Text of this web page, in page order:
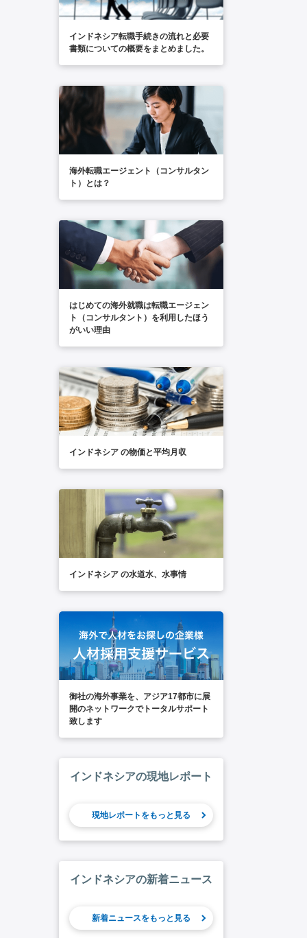
インドネシア転職手続きの流れと必要
書類についての概要をまとめました。
海外転職エージェント（コンサルタン
ト）とは？
はじめての海外就職は転職エージェン
ト（コンサルタント）を利用したほう
がいい理由
インドネシア の物価と平均月収
インドネシア の水道水、水事情
御社の海外事業を、アジア17都市に展
開のネットワークでトータルサポート
致します
インドネシアの現地レポート
現地レポートをもっと見る
インドネシアの新着ニュース
新着ニュースをもっと見る